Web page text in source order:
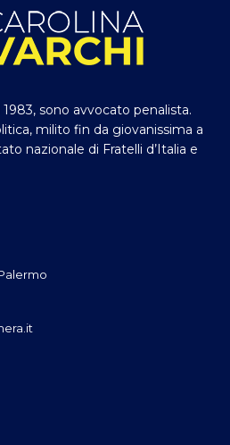
sono avvocato penalista.
milito fin da giovanissima a
nazionale di Fratelli d’Italia e